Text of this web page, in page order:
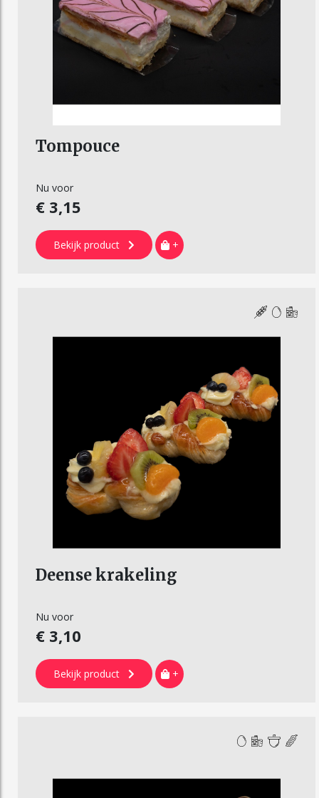
Tompouce
Nu voor
€ 3,15
Bekijk product +
Deense krakeling
Nu voor
€ 3,10
Bekijk product +